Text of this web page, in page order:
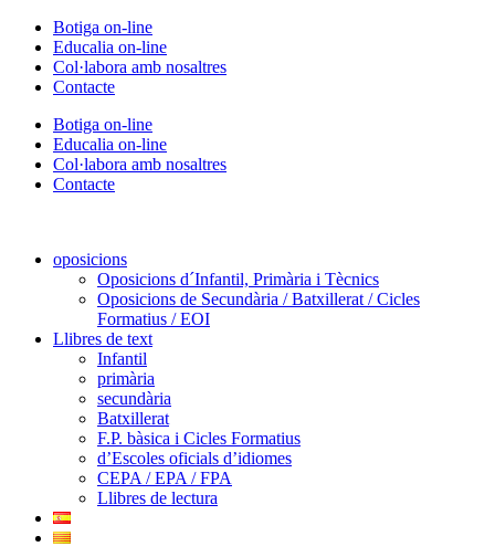
contingut
Botiga on-line
Educalia on-line
Col·labora amb nosaltres
Contacte
Botiga on-line
Educalia on-line
Col·labora amb nosaltres
Contacte
oposicions
Oposicions d´Infantil, Primària i Tècnics
Oposicions de Secundària / Batxillerat / Cicles
Formatius / EOI
Llibres de text
Infantil
primària
secundària
Batxillerat
F.P. bàsica i Cicles Formatius
d’Escoles oficials d’idiomes
CEPA / EPA / FPA
Llibres de lectura